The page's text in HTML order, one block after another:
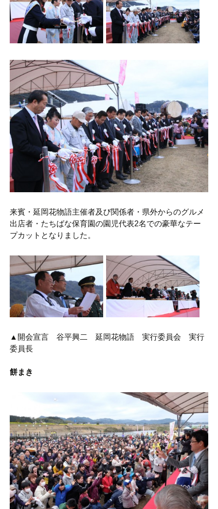
来賓・延岡花物語主催者及び関係者・県外からのグルメ
出店者・たちばな保育園の園児代表2名での豪華なテー
プカットとなりました。
▲開会宣言 谷平興二 延岡花物語 実行委員会 実行
委員長
餅まき